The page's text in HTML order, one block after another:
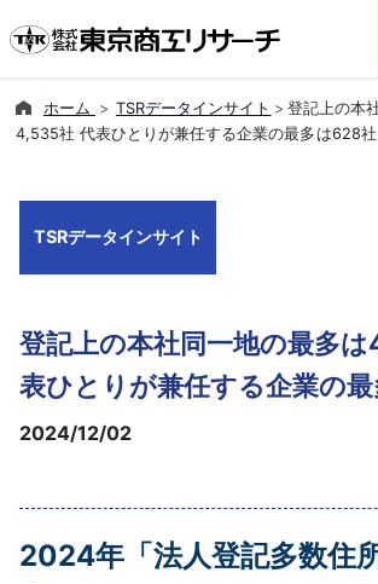
倒産・注目企業情報
会社案内
導入事例
採用情報
ホーム TSRデータインサイト
登記上の本
4,535社 代表ひとりが兼任する企業の最多は628社
TSRデータインサイト
登記上の本社同一地の最多
表ひとりが兼任する企業の
2024/12/02
2024年「法人登記多数住